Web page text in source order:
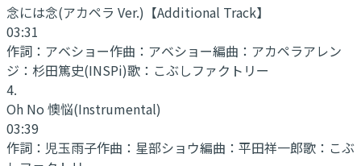
念には念(アカペラ Ver.) 【Additional Track】
03:31
作詞： アベショー作曲： アベショー編曲： アカペラアレン
ジ：杉田篤史(INSPi)歌： こぶしファクトリー
4.
Oh No 懊悩(Instrumental)
03:39
作詞： 児玉雨子作曲： 星部ショウ編曲： 平田祥一郎歌： こぶ